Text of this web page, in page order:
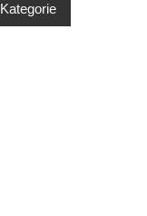
Kategorie